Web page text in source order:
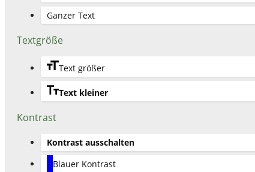
Ganzer Text
Textgröße
Text größer
Text kleiner
Kontrast
Kontrast ausschalten
Blauer Kontrast